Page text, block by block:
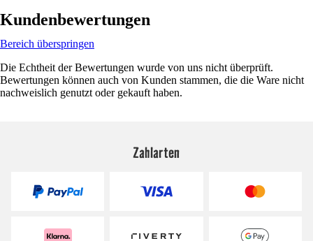
Kundenbewertungen
Bereich überspringen
Die Echtheit der Bewertungen wurde von uns nicht überprüft.
Bewertungen können auch von Kunden stammen, die die Ware nicht
nachweislich genutzt oder gekauft haben.
Zahlarten